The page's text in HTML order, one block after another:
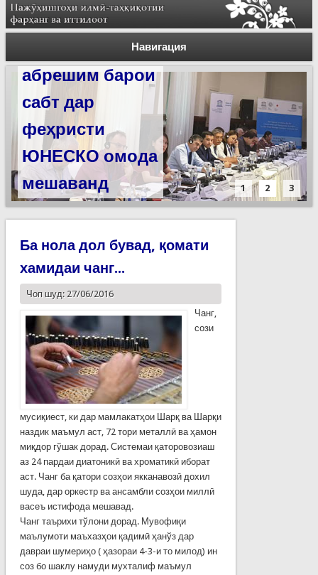
Навигация
Силсилаи
ёдгориҳои роҳи
абрешим барои
сабт дар
феҳристи
ЮНЕСКО омода
мешаванд
1 2 3
Ба нола дол бувад, қомати
хамидаи чанг...
Чоп шуд: 27/06/2016
Чанг,
сози
мусиқиест, ки дар мамлакатҳои Шарқ ва Шарқи
наздик маъмул аст, 72 тори металлӣ ва ҳамон
миқдор гўшак дорад. Системаи қаторовозиаш
аз 24 пардаи диатоникӣ ва хроматикӣ иборат
аст. Чанг ба қатори созҳои якканавозӣ дохил
шуда, дар оркестр ва ансамбли созҳои миллӣ
васеъ истифода мешавад.
Чанг таърихи тўлони дорад. Мувофиқи
маълумоти маъхазҳои қадимӣ ҳанўз дар
давраи шумериҳо ( ҳазораи 4-3-и то милод) ин
соз бо шаклу намуди мухталиф маъмул